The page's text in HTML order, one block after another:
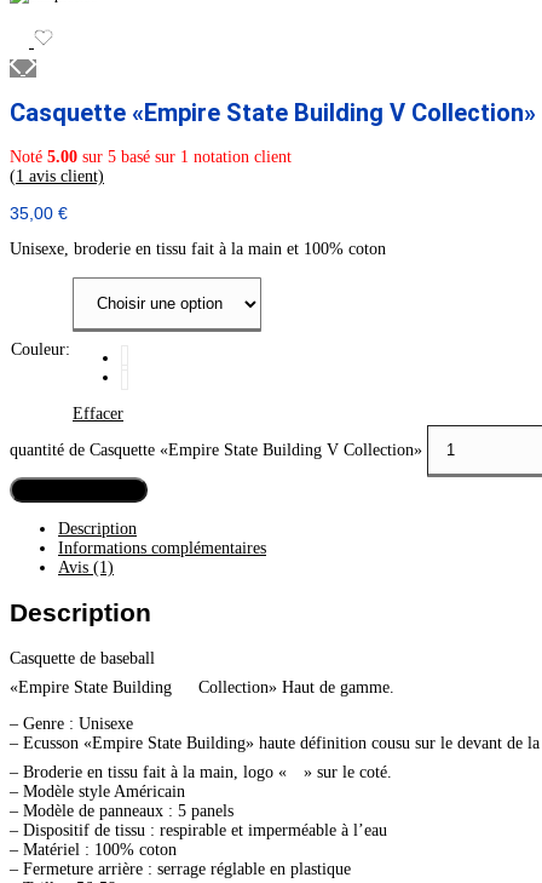
Casquette «Empire State Building V Collection»
Noté 5.00 sur 5 basé sur 1 notation client
(1 avis client)
35,00 €
Unisexe, broderie en tissu fait à la main et 100% coton
Couleur:
Effacer
quantité de Casquette «Empire State Building V Collection»
Description
Informations complémentaires
Avis (1)
Description
Casquette de baseball
«Empire State Building
Collection» Haut de gamme.
– Genre : Unisexe
– Ecusson «Empire State Building» haute définition cousu sur le devant de la
– Broderie en tissu fait à la main, logo «
» sur le coté.
– Modèle style Américain
– Modèle de panneaux : 5 panels
– Dispositif de tissu : respirable et imperméable à l’eau
– Matériel : 100% coton
– Fermeture arrière : serrage réglable en plastique